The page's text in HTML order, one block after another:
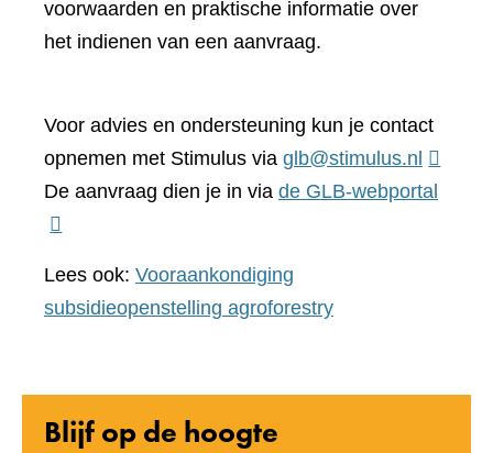
naar
een
voorwaarden en praktische informatie over
het indienen van een aanvraag.
Voor advies en ondersteuning kun je contact
opnemen met Stimulus via glb@stimulus.nl
De aanvraag dien je in via de GLB-webportal
Lees ook: Vooraankondiging
subsidieopenstelling agroforestry
Blijf op de hoogte